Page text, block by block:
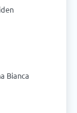
Bianca